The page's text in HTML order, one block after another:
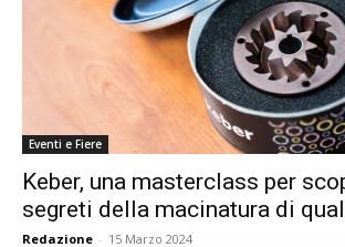
Eventi e Fiere
Keber, una masterclass per
segreti della macinatura di
Redazione - 15 Marzo 2024